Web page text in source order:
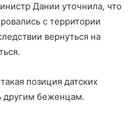
Дании уточнила, что
с территории
вернуться на
позиция датских
другим беженцам.